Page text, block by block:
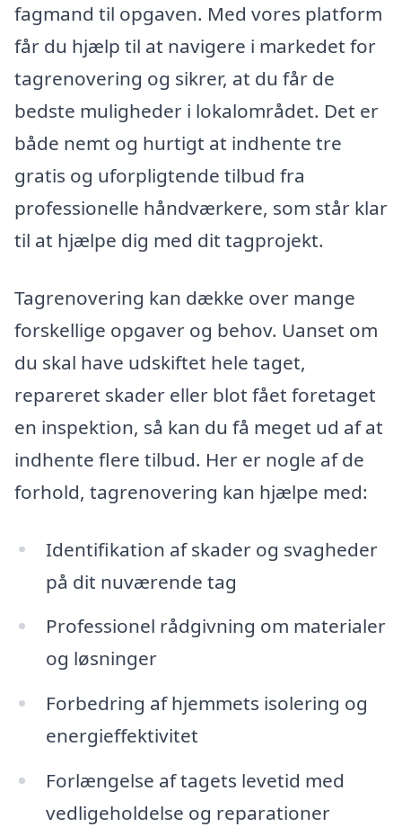
fagmand til opgaven. Med vores platform
får du hjælp til at navigere i markedet for
tagrenovering og sikrer, at du får de
bedste muligheder i lokalområdet. Det er
både nemt og hurtigt at indhente tre
gratis og uforpligtende tilbud fra
professionelle håndværkere, som står klar
til at hjælpe dig med dit tagprojekt.
Tagrenovering kan dække over mange
forskellige opgaver og behov. Uanset om
du skal have udskiftet hele taget,
repareret skader eller blot fået foretaget
en inspektion, så kan du få meget ud af at
indhente flere tilbud. Her er nogle af de
forhold, tagrenovering kan hjælpe med:
Identifikation af skader og svagheder
på dit nuværende tag
Professionel rådgivning om materialer
og løsninger
Forbedring af hjemmets isolering og
energieffektivitet
Forlængelse af tagets levetid med
vedligeholdelse og reparationer